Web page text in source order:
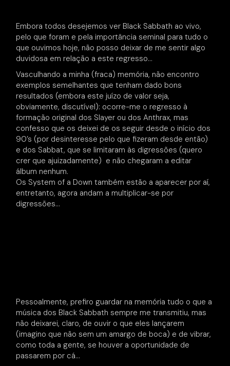
Embora todos desejemos ver Black Sabbath ao vivo,
pelo que foram e pela importância seminal para tudo o
que ouvimos hoje, não posso deixar de me sentir algo
duvidosa em relação a este regresso…
Vasculhando a minha (fraca) memória, não encontro
exemplos semelhantes que tenham dado bons
resultados (embora este juízo de valor seja,
obviamente, discutível): ocorre-me o regresso à
formação original dos Slayer ou dos Anthrax, mas
confesso que os deixei de os seguir desde o início dos
90’s (por desinteresse pelo que fizeram desde então)
e dos Sabbat, que se limitaram às digressões (quero
crer que ajuizadamente) e não chegaram a editar
álbum nenhum.
Os System of a Down também estão a aparecer por aí,
entretanto, agora andam a multiplicar-se por
digressões…
Pessoalmente, prefiro guardar na memória tudo o que a
música dos Black Sabbath sempre me transmitiu, mas
não deixarei, claro, de ouvir o que eles lançarem
(imagino que não sem um amargo de boca) e de vibrar,
como toda a gente, se houver a oportunidade de
passarem por cá…